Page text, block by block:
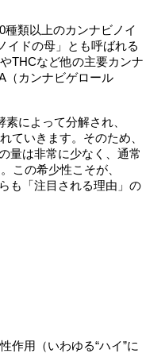
類以上のカンナビノイ
イドの母」とも呼ばれる
THCなど他の主要カンナ
（カンナビゲロール
によって分解され、
ていきます。そのため、
量は非常に少なく、通常
この希少性こそが、
も「注目される理由」の
作用（いわゆる“ハイ”に